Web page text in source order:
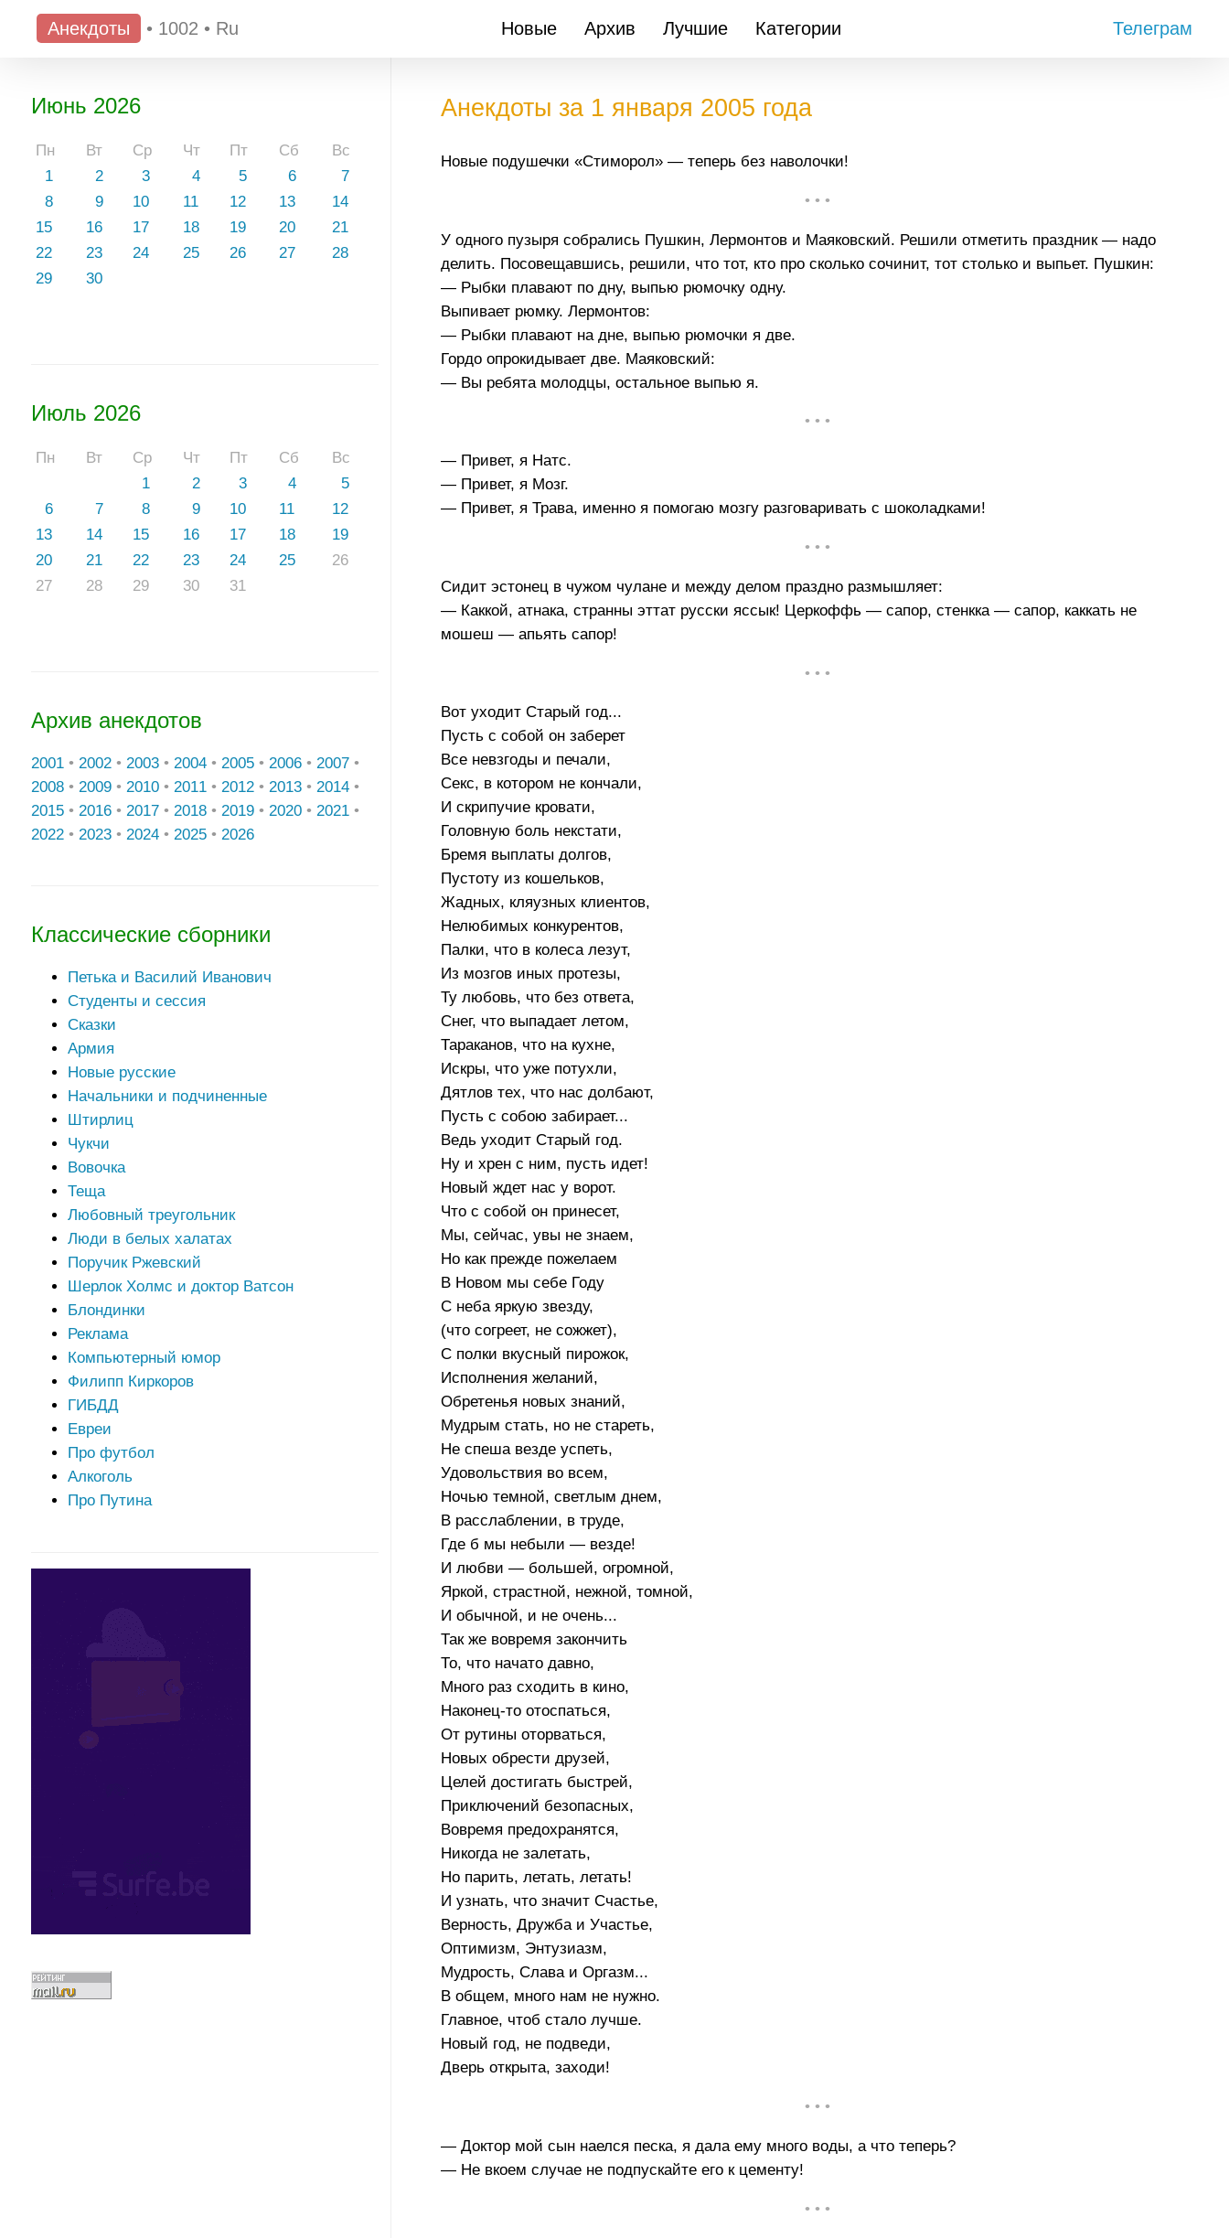
Анекдоты • 1002 • Ru Новые Архив Лучшие Категории Телеграм
Июнь 2026
Пн Вт Ср Чт Пт Сб
Вс
1
2 3 4 5 6
7
8
9 10 11 12 13
14
15
16 17 18 19 20
21
22
23 24 25 26 27
28
29
30
Июль 2026
Пн Вт Ср Чт Пт Сб
Вс
1
2 3 4
5
6
7 8 9 10 11
12
13
14 15 16 17 18
19
20
21 22 23 24 25
26
27
28 29 30 31
Архив анекдотов
2001 • 2002 • 2003 • 2004 • 2005 • 2006 • 2007 •
2008 • 2009 • 2010 • 2011 • 2012 • 2013 • 2014 •
2015 • 2016 • 2017 • 2018 • 2019 • 2020 • 2021 •
2022 • 2023 • 2024 • 2025 • 2026
Классические сборники
Петька и Василий Иванович
Студенты и сессия
Сказки
Армия
Новые русские
Начальники и подчиненные
Штирлиц
Чукчи
Вовочка
Теща
Любовный треугольник
Люди в белых халатах
Поручик Ржевский
Шерлок Холмс и доктор Ватсон
Блондинки
Реклама
Компьютерный юмор
Филипп Киркоров
ГИБДД
Евреи
Про футбол
Алкоголь
Про Путина
Анекдоты за 1 января 2005 года
Новые подушечки «Стиморол» — теперь без наволочки!
• • •
У одного пузыря собрались Пушкин, Лермонтов и Маяковский. Решили отметить праздник — надо
делить. Посовещавшись, решили, что тот, кто про сколько сочинит, тот столько и выпьет. Пушкин:
— Рыбки плавают по дну, выпью рюмочку одну.
Выпивает рюмку. Лермонтов:
— Рыбки плавают на дне, выпью рюмочки я две.
Гордо опрокидывает две. Маяковский:
— Вы ребята молодцы, остальное выпью я.
• • •
— Привет, я Натс.
— Привет, я Мозг.
— Привет, я Трава, именно я помогаю мозгу разговаривать с шоколадками!
• • •
Сидит эстонец в чужом чулане и между делом праздно размышляет:
— Каккой, атнака, странны эттат русски яссык! Церкоффь — сапор, стенкка — сапор, каккать не
мошеш — апьять сапор!
• • •
Вот уходит Старый год...
Пусть с собой он заберет
Все невзгоды и печали,
Секс, в котором не кончали,
И скрипучие кровати,
Головную боль некстати,
Бремя выплаты долгов,
Пустоту из кошельков,
Жадных, кляузных клиентов,
Нелюбимых конкурентов,
Палки, что в колеса лезут,
Из мозгов иных протезы,
Ту любовь, что без ответа,
Снег, что выпадает летом,
Тараканов, что на кухне,
Искры, что уже потухли,
Дятлов тех, что нас долбают,
Пусть с собою забирает...
Ведь уходит Старый год.
Ну и хрен с ним, пусть идет!
Новый ждет нас у ворот.
Что с собой он принесет,
Мы, сейчас, увы не знаем,
Но как прежде пожелаем
В Новом мы себе Году
С неба яркую звезду,
(что согреет, не сожжет),
С полки вкусный пирожок,
Исполнения желаний,
Обретенья новых знаний,
Мудрым стать, но не стареть,
Не спеша везде успеть,
Удовольствия во всем,
Ночью темной, светлым днем,
В расслаблении, в труде,
Где б мы небыли — везде!
И любви — большей, огромной,
Яркой, страстной, нежной, томной,
И обычной, и не очень...
Так же вовремя закончить
То, что начато давно,
Много раз сходить в кино,
Наконец-то отоспаться,
От рутины оторваться,
Новых обрести друзей,
Целей достигать быстрей,
Приключений безопасных,
Вовремя предохранятся,
Никогда не залетать,
Но парить, летать, летать!
И узнать, что значит Счастье,
Верность, Дружба и Участье,
Оптимизм, Энтузиазм,
Мудрость, Слава и Оргазм...
В общем, много нам не нужно.
Главное, чтоб стало лучше.
Новый год, не подведи,
Дверь открыта, заходи!
• • •
— Доктор мой сын наелся песка, я дала ему много воды, а что теперь?
— Не вкоем случае не подпускайте его к цементу!
• • •